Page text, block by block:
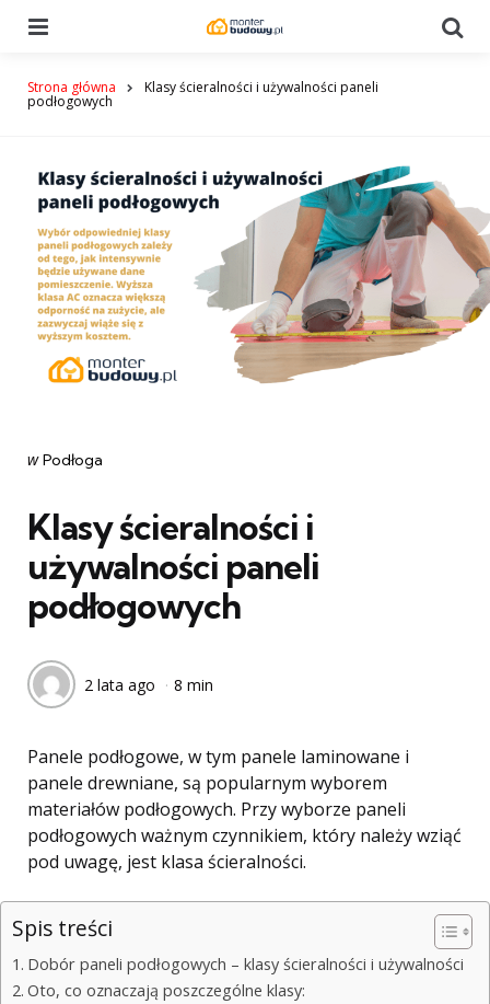
Strona główna Klasy ścieralności i używalności paneli
podłogowych
Categories
post
w Podłoga
Klasy ścieralności i
używalności paneli
podłogowych
2 lata ago 8 min
Panele podłogowe, w tym panele laminowane i
panele drewniane, są popularnym wyborem
materiałów podłogowych. Przy wyborze paneli
podłogowych ważnym czynnikiem, który należy wziąć
pod uwagę, jest klasa ścieralności.
Spis treści
Dobór paneli podłogowych – klasy ścieralności i używalności
Oto, co oznaczają poszczególne klasy: